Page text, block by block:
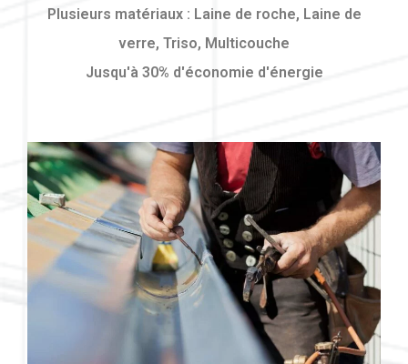
Plusieurs matériaux : Laine de roche, Laine de
verre, Triso, Multicouche
Jusqu'à 30% d'économie d'énergie